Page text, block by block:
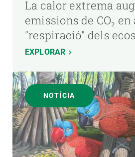
La calor extrema
emissions de CO₂
"respiració" dels
EXPLORAR
NOTÍCIA